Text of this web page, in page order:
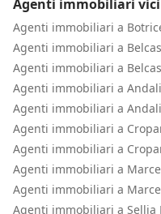
Agenti immobiliari
Agenti immobiliari a
Agenti immobiliari a
Agenti immobiliari a
Agenti immobiliari a Andali
Agenti immobiliari a
Agenti immobiliari a
Agenti immobiliari a
Agenti immobiliari a
Agenti immobiliari a
Agenti immobiliari a Sellia